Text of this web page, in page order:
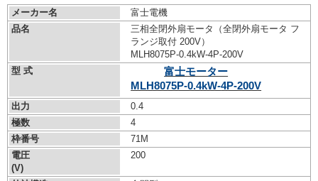
メーカー名
富士電機
品名
三相全閉外扇モータ（全閉外扇モータ フ
ランジ取付 200V）
MLH8075P-0.4kW-4P-200V
型 式
富士モーター
MLH8075P-0.4kW-4P-200V
出力
0.4
極数
4
枠番号
71M
電圧
(V)
200